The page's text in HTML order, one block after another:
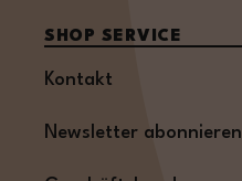
SHOP SERVICE
Kontakt
Newsletter abonnieren